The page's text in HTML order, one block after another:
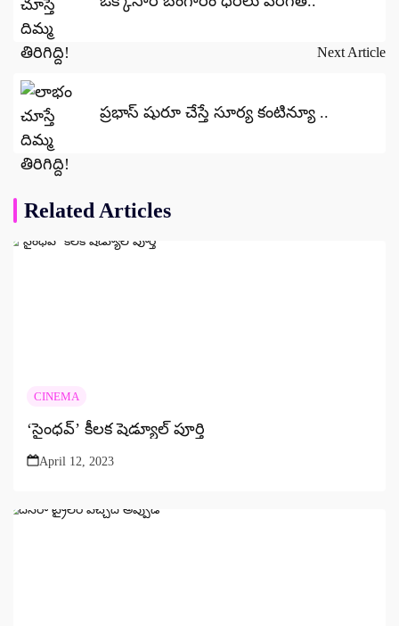
Next Article
ప్రభాస్ షురూ చేస్తే సూర్య కంటిన్యూ ..
Related Articles
CINEMA
‘సైంధవ్’ కీలక షెడ్యూల్ పూర్తి
April 12, 2023